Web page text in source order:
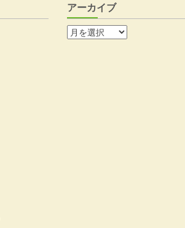
アーカイブ